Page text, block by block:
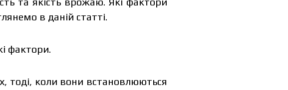
в даній статті.
фактори.
тоді, коли вони встановлюються